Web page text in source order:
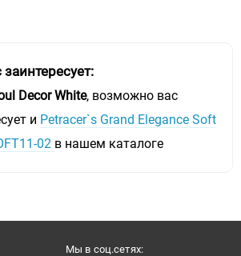
Decor White, возможно вас
и Petracer`s Grand Elegance Soft
02 в нашем каталоге
Мы в соц.сетях: